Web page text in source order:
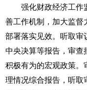
强化财政经济工作
善工作机制，加大监督
部署落实见效。听取审
中央决算等报告，审查
积极有为的宏观政策。
理情况综合报告，听取